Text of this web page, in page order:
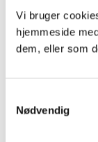
Vi bruger
hjemmeside
dem, eller som
Nødvendig